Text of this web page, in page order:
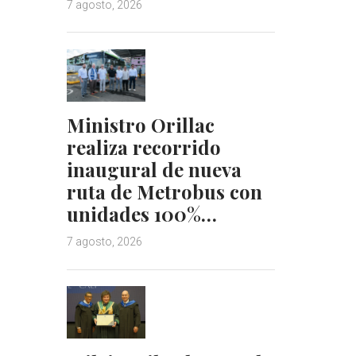
7 agosto, 2026
Ministro Orillac
realiza recorrido
inaugural de nueva
ruta de Metrobus con
unidades 100%…
7 agosto, 2026